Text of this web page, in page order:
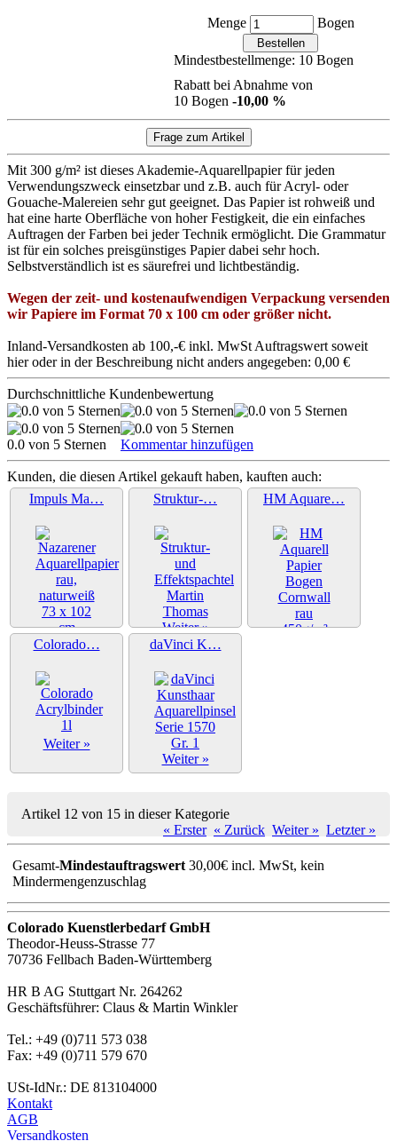
Menge Bogen
Mindestbestellmenge: 10 Bogen
Rabatt bei Abnahme von
10 Bogen -10,00 %
Mit 300 g/m² ist dieses Akademie-Aquarellpapier für jeden
Verwendungszweck einsetzbar und z.B. auch für Acryl- oder
Gouache-Malereien sehr gut geeignet. Das Papier ist rohweiß und
hat eine harte Oberfläche von hoher Festigkeit, die ein einfaches
Auftragen der Farben bei jeder Technik ermöglicht. Die Grammatur
ist für ein solches preisgünstiges Papier dabei sehr hoch.
Selbstverständlich ist es säurefrei und lichtbeständig.
Wegen der zeit- und kostenaufwendigen Verpackung versenden
wir Papiere im Format 70 x 100 cm oder größer nicht.
Inland-Versandkosten ab 100,-€ inkl. MwSt Auftragswert soweit
hier oder in der Beschreibung nicht anders angegeben: 0,00 €
Durchschnittliche Kundenbewertung
0.0 von 5 Sternen Kommentar hinzufügen
Kunden, die diesen Artikel gekauft haben, kauften auch:
Impuls Ma…
Struktur-…
Weiter »
HM Aquare…
Colorado…
Weiter »
daVinci K…
Weiter »
Artikel 12 von 15 in dieser Kategorie
« Erster « Zurück Weiter » Letzter »
Gesamt-Mindestauftragswert 30,00€ incl. MwSt, kein
Mindermengenzuschlag
Colorado Kuenstlerbedarf GmbH
Theodor-Heuss-Strasse 77
70736 Fellbach Baden-Württemberg
HR B AG Stuttgart Nr. 264262
Geschäftsführer: Claus & Martin Winkler
Tel.: +49 (0)711 573 038
Fax: +49 (0)711 579 670
USt-IdNr.: DE 813104000
Kontakt
AGB
Versandkosten